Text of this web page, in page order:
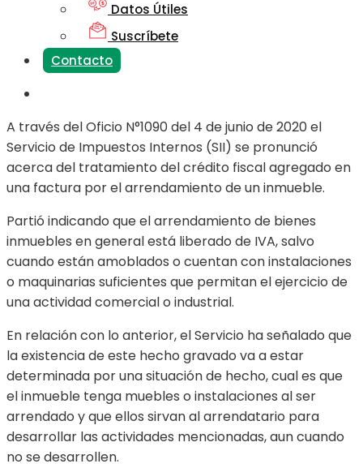
Datos Útiles
Suscríbete
Contacto
A través del Oficio N°1090 del 4 de junio de 2020 el
Servicio de Impuestos Internos (SII) se pronunció
acerca del tratamiento del crédito fiscal agregado en
una factura por el arrendamiento de un inmueble.
Partió indicando que el arrendamiento de bienes
inmuebles en general está liberado de IVA, salvo
cuando están amoblados o cuentan con instalaciones
o maquinarias suficientes que permitan el ejercicio de
una actividad comercial o industrial.
En relación con lo anterior, el Servicio ha señalado que
la existencia de este hecho gravado va a estar
determinada por una situación de hecho, cual es que
el inmueble tenga muebles o instalaciones al ser
arrendado y que ellos sirvan al arrendatario para
desarrollar las actividades mencionadas, aun cuando
no se desarrollen.